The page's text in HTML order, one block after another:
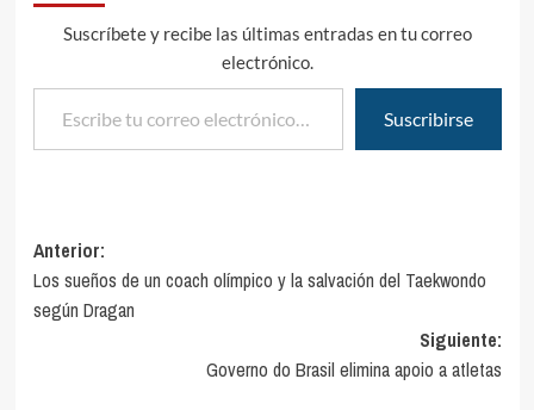
Suscríbete y recibe las últimas entradas en tu correo
electrónico.
Escribe tu correo electrónico…
Suscribirse
Navegación
de
entradas
Anterior:
Los sueños de un coach olímpico y la salvación del Taekwondo
según Dragan
Siguiente:
Governo do Brasil elimina apoio a atletas